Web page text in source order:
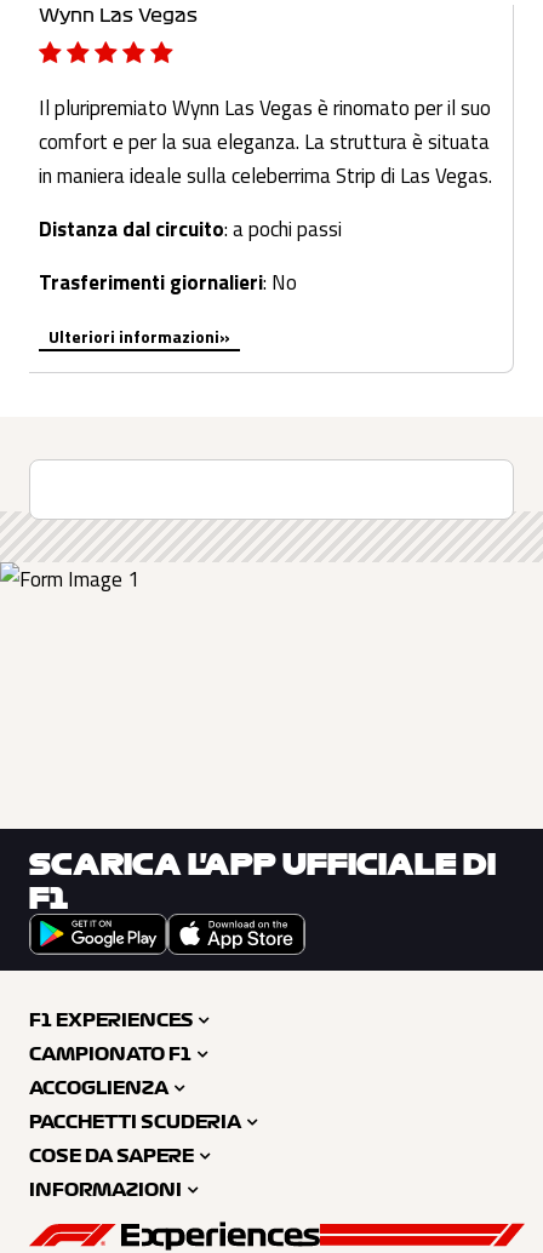
Wynn Las Vegas
Il pluripremiato Wynn Las Vegas è rinomato per il suo
comfort e per la sua eleganza. La struttura è situata
in maniera ideale sulla celeberrima Strip di Las Vegas.
Distanza dal circuito: a pochi passi
Trasferimenti giornalieri: No
Ulteriori informazioni»
SCARICA L'APP UFFICIALE DI
F1
F1 EXPERIENCES
CAMPIONATO F1
ACCOGLIENZA
PACCHETTI SCUDERIA
COSE DA SAPERE
INFORMAZIONI